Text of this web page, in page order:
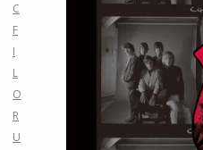
C
F
I
L
O
R
U